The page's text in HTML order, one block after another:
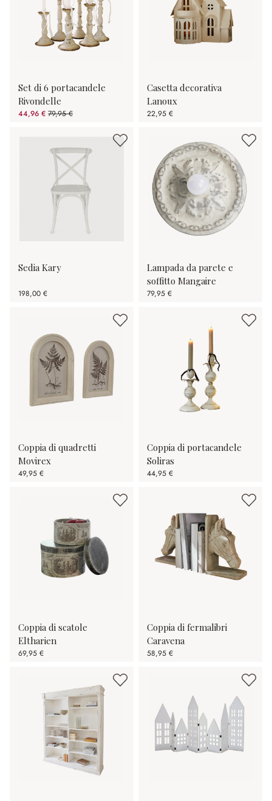
Set di 6 portacandele
Rivondelle
44,96 € 79,95 €
(risparmio 43.76%)
Casetta decorativa
Lanoux
22,95 €
Sedia Kary
198,00 €
Lampada da parete e
soffitto Mangaire
79,95 €
Coppia di quadretti
Movirex
49,95 €
Coppia di portacandele
Soliras
44,95 €
Coppia di scatole
Eltharien
69,95 €
Coppia di fermalibri
Caravena
58,95 €